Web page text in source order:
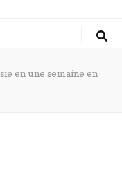
en une semaine en